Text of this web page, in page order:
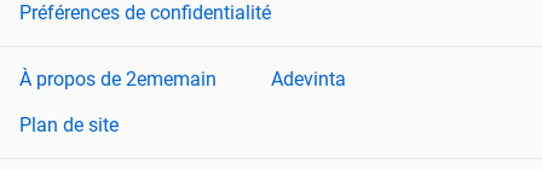
Préférences de confidentialité
À propos de 2ememain
Adevinta
Plan de site